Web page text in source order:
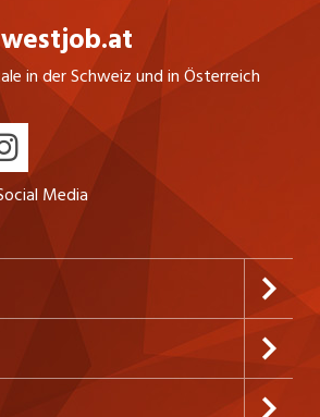
westjob.at
in der Schweiz und in Österreich
Media